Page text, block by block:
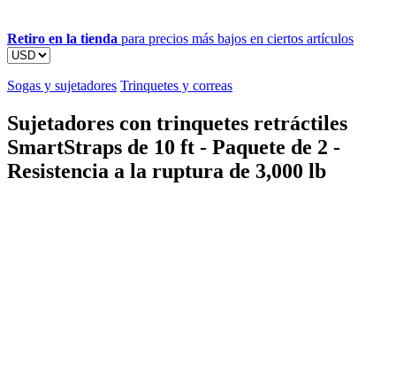
Retiro en la tienda para precios más bajos en ciertos artículos
Sogas y sujetadores Trinquetes y correas
Sujetadores con trinquetes retráctiles
SmartStraps de 10 ft - Paquete de 2 -
Resistencia a la ruptura de 3,000 lb